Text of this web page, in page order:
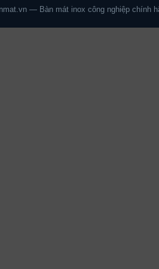
— Bàn mát inox công nghiệp chính